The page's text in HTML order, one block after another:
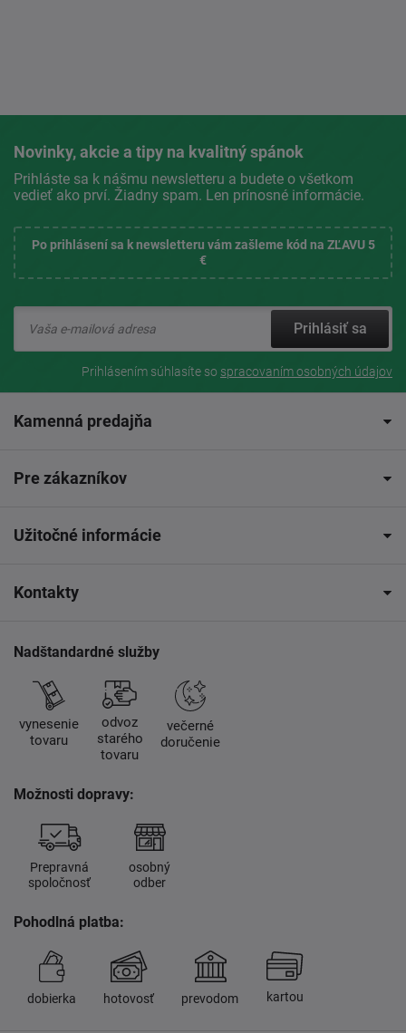
Novinky, akcie a tipy na kvalitný spánok
Prihláste sa k nášmu newsletteru a budete o všetkom
vedieť ako prví. Žiadny spam. Len prínosné informácie.
Po prihlásení sa k newsletteru vám zašleme kód na ZĽAVU 5
€
Prihlásiť sa
Prihlásením súhlasíte so spracovaním osobných údajov
Kamenná predajňa
Pre zákazníkov
Užitočné informácie
Kontakty
Nadštandardné služby
vynesenie
tovaru
odvoz
starého
tovaru
večerné
doručenie
Možnosti dopravy:
Prepravná
spoločnosť
osobný
odber
Pohodlná platba:
dobierka hotovosť prevodom kartou